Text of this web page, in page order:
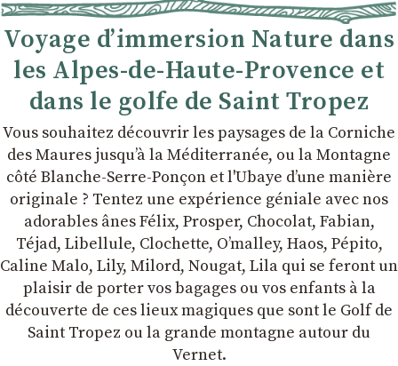
Voyage d’immersion Nature dans
les Alpes-de-Haute-Provence et
dans le golfe de Saint Tropez
Vous souhaitez découvrir les paysages de la Corniche
des Maures jusqu’à la Méditerranée, ou la Montagne
côté Blanche-Serre-Ponçon et l'Ubaye dʼune manière
originale ? Tentez une expérience géniale avec nos
adorables ânes Félix, Prosper, Chocolat, Fabian,
Téjad, Libellule, Clochette, Oʼmalley, Haos, Pépito,
Caline Malo, Lily, Milord, Nougat, Lila qui se feront un
plaisir de porter vos bagages ou vos enfants à la
découverte de ces lieux magiques que sont le Golf de
Saint Tropez ou la grande montagne autour du
Vernet.